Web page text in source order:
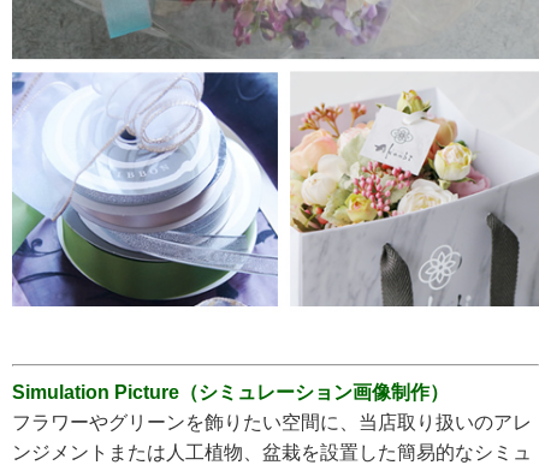
Simulation Picture（シミュレーション画像制作）
フラワーやグリーンを飾りたい空間に、当店取り扱いのアレ
ンジメントまたは人工植物、盆栽を設置した簡易的なシミュ